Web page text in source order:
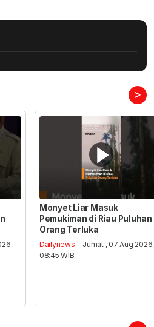
>
Monyet Liar Masuk
Pemukiman di Riau Puluhan
Orang Terluka
Dailynews - Jumat , 07 Aug 2026,
08:45 WIB